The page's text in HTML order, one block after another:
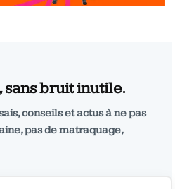
bruit inutile.
conseils et actus à ne pas
pas de matraquage,